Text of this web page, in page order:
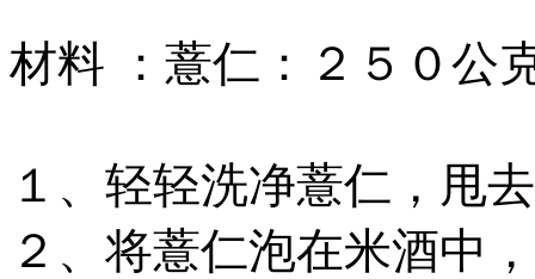
材料 ：薏仁：２５０公
１、轻轻洗净薏仁，甩
２、将薏仁泡在米酒中